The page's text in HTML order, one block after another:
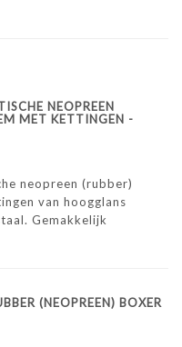
of een Gladiator
borstkast maat M t/m
NEOPREEN
MET KETTINGEN -
neopreen (rubber)
van hoogglans
Gemakkelijk
S t/m XL.
(NEOPREEN) BOXER